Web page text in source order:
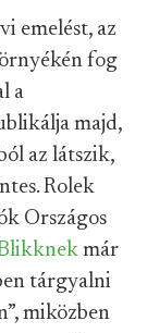
emelést, az
fog
a
majd,
az látszik,
Rolek
Országos
már
tárgyalni
miközben